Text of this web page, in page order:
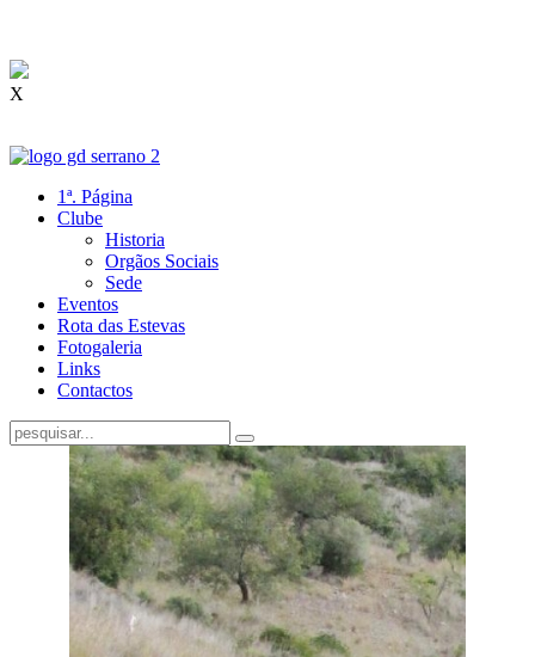
X
1ª. Página
Clube
Historia
Orgãos Sociais
Sede
Eventos
Rota das Estevas
Fotogaleria
Links
Contactos